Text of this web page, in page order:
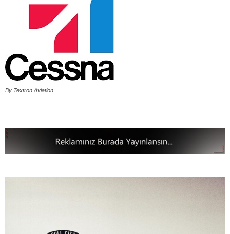
By Textron Aviation